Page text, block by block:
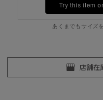
Try this item
あくまでもサイズ